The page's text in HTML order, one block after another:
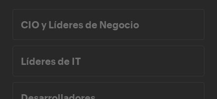
CIO y Líderes de Negocio
Líderes de IT